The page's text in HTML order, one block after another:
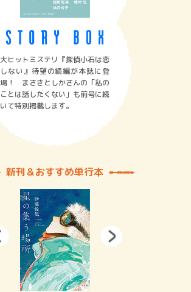
大ヒットミステリ『探偵小石は恋
しない』待望の続編が本誌に登
場！ まさきとしかさんの「私の
ことは話したくない」も前号に続
いて特別掲載します。
新刊＆おすすめ単行本